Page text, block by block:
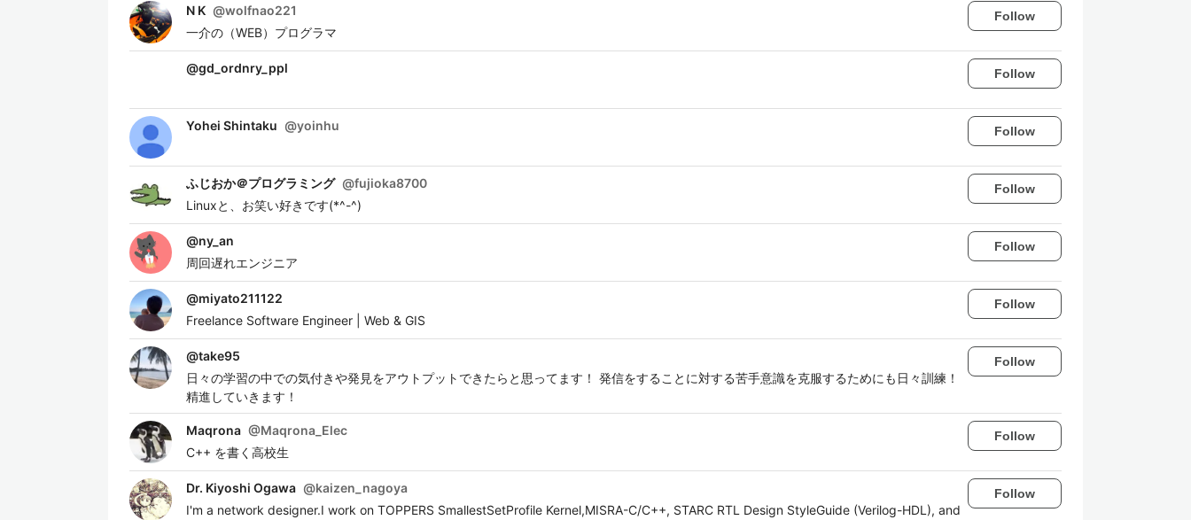
N K @wolfnao221
一介の（WEB）プログラマ
Follow
@gd_ordnry_ppl Follow
Yohei Shintaku @yoinhu Follow
ふじおか＠プログラミング @fujioka8700
Linuxと、お笑い好きです(*^-^)
Follow
@ny_an
周回遅れエンジニア
Follow
@miyato211122
Freelance Software Engineer | Web & GIS
Follow
@take95
日々の学習の中での気付きや発見をアウトプットできたらと思ってます！ 発信をすることに対する苦手意識を克服するためにも日々訓練！
精進していきます！
Follow
Maqrona @Maqrona_Elec
C++ を書く高校生
Follow
Dr. Kiyoshi Ogawa @kaizen_nagoya
I'm a network designer.I work on TOPPERS SmallestSetProfile Kernel,MISRA-C/C++, STARC RTL Design StyleGuide (Verilog-HDL), and
Follow